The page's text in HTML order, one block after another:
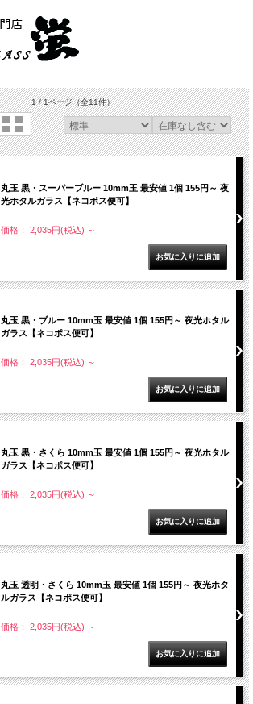
1 / 1ページ（全11件）
丸玉 黒・スーパーブルー 10mm玉 最安値 1個 155円～ 夜
光ホタルガラス【ネコポス便可】
価格： 2,035円(税込) ～
丸玉 黒・ブルー 10mm玉 最安値 1個 155円～ 夜光ホタル
ガラス【ネコポス便可】
価格： 2,035円(税込) ～
丸玉 黒・さくら 10mm玉 最安値 1個 155円～ 夜光ホタル
ガラス【ネコポス便可】
価格： 2,035円(税込) ～
丸玉 透明・さくら 10mm玉 最安値 1個 155円～ 夜光ホタ
ルガラス【ネコポス便可】
価格： 2,035円(税込) ～